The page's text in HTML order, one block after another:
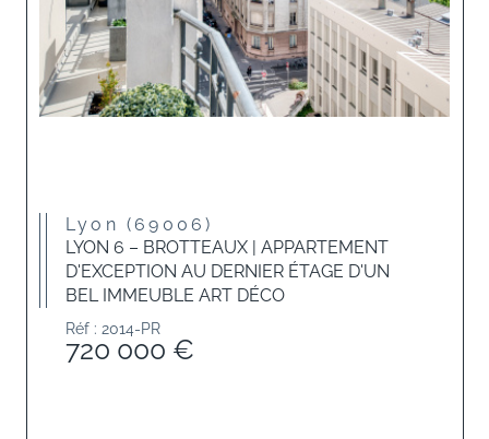
Lyon (69006)
LYON 6 – BROTTEAUX | APPARTEMENT
D'EXCEPTION AU DERNIER ÉTAGE D'UN
BEL IMMEUBLE ART DÉCO
Réf : 2014-PR
720 000 €